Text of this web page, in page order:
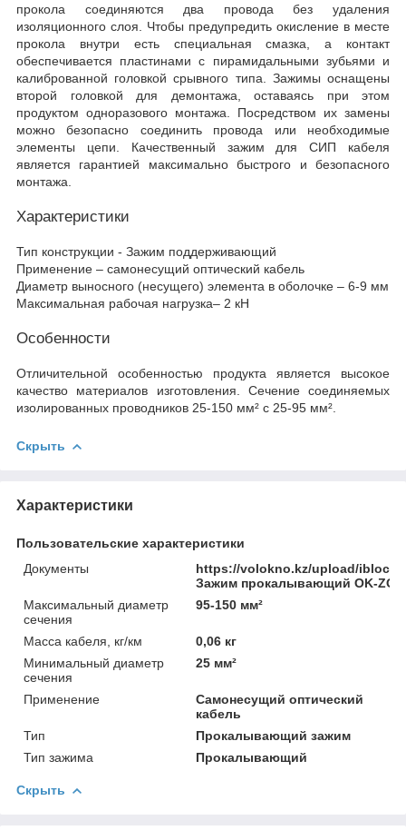
прокола соединяются два провода без удаления
изоляционного слоя. Чтобы предупредить окисление в месте
прокола внутри есть специальная смазка, а контакт
обеспечивается пластинами с пирамидальными зубьями и
калиброванной головкой срывного типа. Зажимы оснащены
второй головкой для демонтажа, оставаясь при этом
продуктом одноразового монтажа. Посредством их замены
можно безопасно соединить провода или необходимые
элементы цепи. Качественный зажим для СИП кабеля
является гарантией максимально быстрого и безопасного
монтажа.
Характеристики
Тип конструкции - Зажим поддерживающий
Применение – самонесущий оптический кабель
Диаметр выносного (несущего) элемента в оболочке – 6-9 мм
Максимальная рабочая нагрузка– 2 кН
Особенности
Отличительной особенностью продукта является высокое
качество материалов изготовления. Сечение соединяемых
изолированных проводников 25-150 мм² с 25-95 мм².
Скрыть
Характеристики
Пользовательские характеристики
Документы
https://volokno.kz/upload/iblock/
Зажим прокалывающий OK-
Максимальный диаметр
сечения
95-150 мм²
Масса кабеля, кг/км
0,06 кг
Минимальный диаметр
сечения
25 мм²
Применение
Самонесущий оптический
кабель
Тип
Прокалывающий зажим
Тип зажима
Прокалывающий
Скрыть